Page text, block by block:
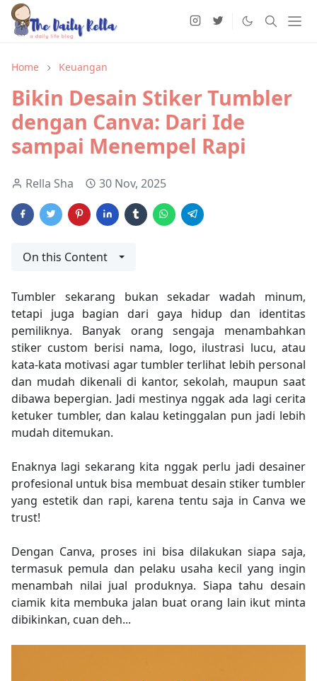
Home Keuangan
Bikin Desain Stiker Tumbler
dengan Canva: Dari Ide
sampai Menempel Rapi
Rella Sha 30 Nov, 2025
On this Content
Tumbler sekarang bukan sekadar wadah minum,
tetapi juga bagian dari gaya hidup dan identitas
pemiliknya. Banyak orang sengaja menambahkan
stiker custom berisi nama, logo, ilustrasi lucu, atau
kata-kata motivasi agar tumbler terlihat lebih personal
dan mudah dikenali di kantor, sekolah, maupun saat
dibawa bepergian. Jadi mestinya nggak ada lagi cerita
ketuker tumbler, dan kalau ketinggalan pun jadi lebih
mudah ditemukan.
Enaknya lagi sekarang kita nggak perlu jadi desainer
profesional untuk bisa membuat desain stiker tumbler
yang estetik dan rapi, karena tentu saja in Canva we
trust!
Dengan Canva, proses ini bisa dilakukan siapa saja,
termasuk pemula dan pelaku usaha kecil yang ingin
menambah nilai jual produknya. Siapa tahu desain
ciamik kita membuka jalan buat orang lain ikut minta
dibikinkan, cuan deh...